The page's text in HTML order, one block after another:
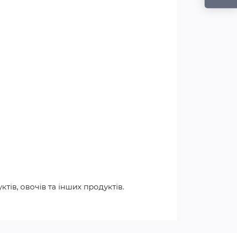
овочів та інших продуктів.